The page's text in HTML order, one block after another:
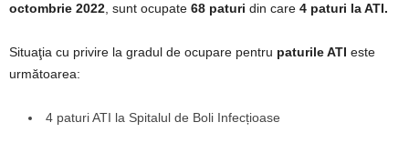
octombrie 2022 , sunt ocupate 68 paturi din care 4 paturi la ATI.
Situaţia cu privire la gradul de ocupare pentru paturile ATI este
următoarea:
4 paturi ATI la Spitalul de Boli Infecțioase